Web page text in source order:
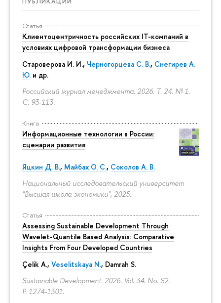
Статья
Клиентоцентричность российских IT-компаний в
условиях цифровой трансформации бизнеса
Староверова И. И., Черногорцева С. В., Снегирев А.
Ю. и др.
Российский журнал менеджмента. 2026. Т. 24. № 1.
С. 93-113.
Книга
Информационные технологии в России:
сценарии развития
Яцкин Д. В., Майбах О. С., Соколов А. В.
Национальный исследовательский университет
"Высшая школа экономики", 2025.
Статья
Assessing Sustainable Development Through
Wavelet-Quantile Based Analysis: Comparative
Insights From Four Developed Countries
Çelik A., Veselitskaya N., Damrah S.
Sustainable Development. 2026. Vol. 34. No. S2.
P. 1274-1301.